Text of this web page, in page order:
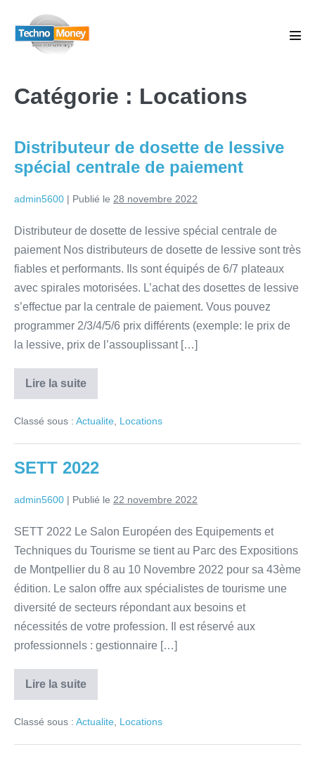
Catégorie : Locations
Distributeur de dosette de lessive
spécial centrale de paiement
admin5600 | Publié le 28 novembre 2022
Distributeur de dosette de lessive spécial centrale de
paiement Nos distributeurs de dosette de lessive sont très
fiables et performants. Ils sont équipés de 6/7 plateaux
avec spirales motorisées. L’achat des dosettes de lessive
s’effectue par la centrale de paiement. Vous pouvez
programmer 2/3/4/5/6 prix différents (exemple: le prix de
la lessive, prix de l’assouplissant […]
Lire la suite
Classé sous : Actualite Locations
SETT 2022
admin5600 | Publié le 22 novembre 2022
SETT 2022 Le Salon Européen des Equipements et
Techniques du Tourisme se tient au Parc des Expositions
de Montpellier du 8 au 10 Novembre 2022 pour sa 43ème
édition. Le salon offre aux spécialistes de tourisme une
diversité de secteurs répondant aux besoins et
nécessités de votre profession. Il est réservé aux
professionnels : gestionnaire […]
Lire la suite
Classé sous : Actualite Locations